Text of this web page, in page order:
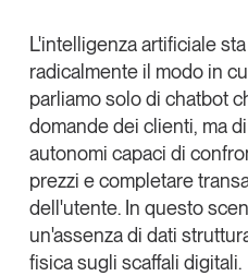
Chi siamo
Contatti
Tendenze Journal
La nostra newsletter nella
Iscriviti
L'intelligenza artificiale
radicalmente il modo in
parliamo solo di chatbot
domande dei clienti, ma
autonomi capaci di
prezzi e completare
dell'utente. In questo
un'assenza di dati
fisica sugli scaffali digitali.